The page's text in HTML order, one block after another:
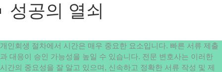
성공의 열쇠
개인회생 절차에서 시간은 매우 중요한 요소입니다. 빠른 서류 제출
과 대응이 승인 가능성을 높일 수 있습니다. 전문 변호사는 이러한
시간의 중요성을 잘 알고 있으며, 신속하고 정확한 서류 작성 및 제